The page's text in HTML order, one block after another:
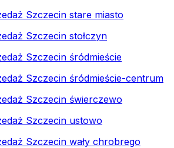
Szczecin stare miasto
Szczecin stołczyn
Szczecin śródmieście
Szczecin śródmieście-centrum
Szczecin świerczewo
Szczecin ustowo
Szczecin wały chrobrego